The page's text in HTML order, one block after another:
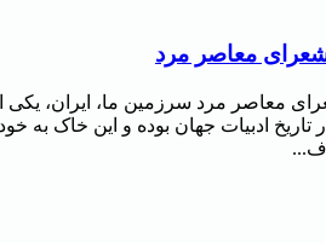
معاصر مرد
معاصر مرد سرزمین ما، ایران، یکی
ادبیات جهان بوده و این خاک به
ف...